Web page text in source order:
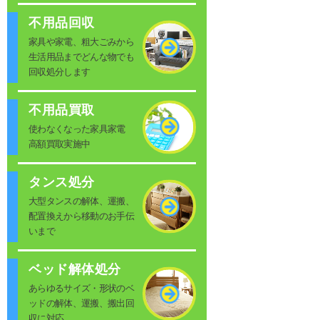
不用品回収
家具や家電、粗大ごみから
生活用品までどんな物でも
回収処分します
不用品買取
使わなくなった家具家電
高額買取実施中
タンス処分
大型タンスの解体、運搬、
配置換えから移動のお手伝
いまで
ベッド解体処分
あらゆるサイズ・形状のベ
ッドの解体、運搬、搬出回